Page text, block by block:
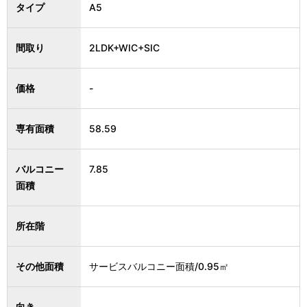
タイプ A5
間取り 2LDK+WIC+SIC
価格 -
専有面積 58.59
バルコニー
面積
7.85
所在階
その他面積 サービスバルコニー面積/0.95㎡